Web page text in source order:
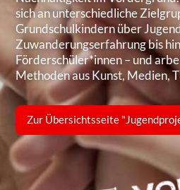
sich an unterschiedliche
Grundschulkindern über
Zuwanderungserfahrung bis
Förderschüler*innen – und
Methoden aus Kunst, Medien,
Zur Übersichtsseite